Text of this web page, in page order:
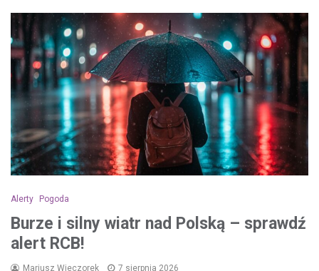
Alerty Pogoda
Burze i silny wiatr nad Polską – sprawdź
alert RCB!
Mariusz Wieczorek 7 sierpnia 2026